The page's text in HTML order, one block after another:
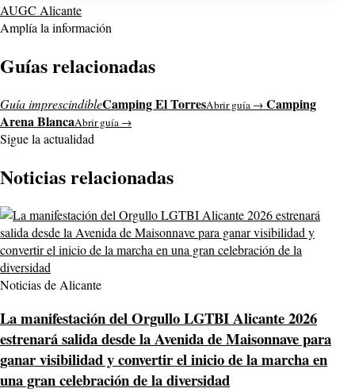
AUGC Alicante
Amplía la información
Guías relacionadas
Guía imprescindibleCamping El TorresAbrir guía → Camping
Arena BlancaAbrir guía →
Sigue la actualidad
Noticias relacionadas
Noticias de Alicante
La manifestación del Orgullo LGTBI Alicante 2026
estrenará salida desde la Avenida de Maisonnave para
ganar visibilidad y convertir el inicio de la marcha en
una gran celebración de la diversidad